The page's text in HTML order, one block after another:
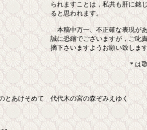
は，私共も肝に銘じる必
れます。
不正確な表現がありま
ざいますが，ご叱責の上
うお願い致します。 　
会始御
とあけそめて　代代木の宮の森ぞみえゆく